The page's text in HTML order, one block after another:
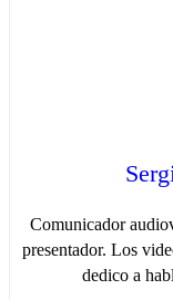
Comunicador
presentador. Los
dedico a